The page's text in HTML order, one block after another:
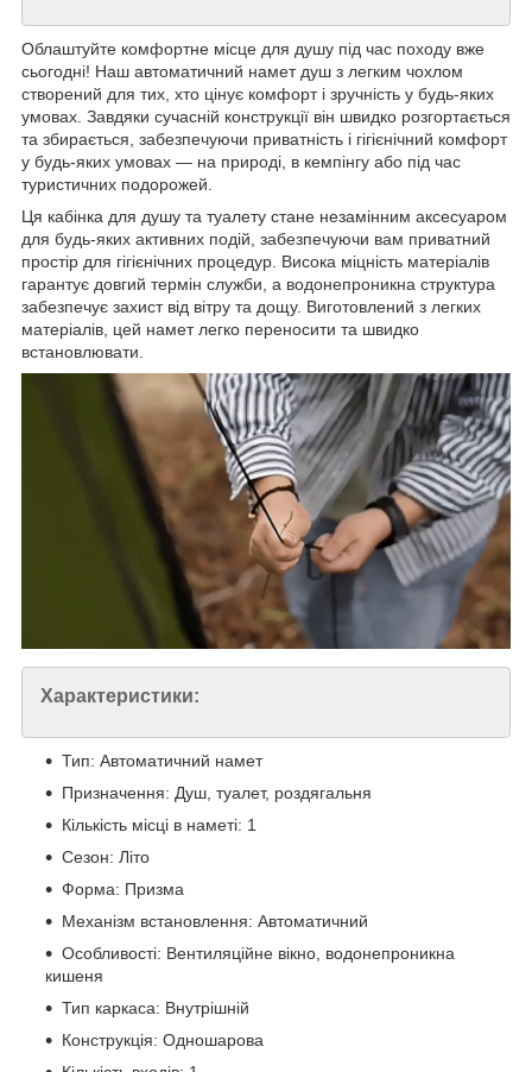
Облаштуйте комфортне місце для душу під час походу вже
сьогодні! Наш автоматичний намет душ з легким чохлом
створений для тих, хто цінує комфорт і зручність у будь-яких
умовах. Завдяки сучасній конструкції він швидко розгортається
та збирається, забезпечуючи приватність і гігієнічний комфорт
у будь-яких умовах — на природі, в кемпінгу або під час
туристичних подорожей.
Ця кабінка для душу та туалету стане незамінним аксесуаром
для будь-яких активних подій, забезпечуючи вам приватний
простір для гігієнічних процедур. Висока міцність матеріалів
гарантує довгий термін служби, а водонепроникна структура
забезпечує захист від вітру та дощу. Виготовлений з легких
матеріалів, цей намет легко переносити та швидко
встановлювати.
Характеристики:
Тип: Автоматичний намет
Призначення: Душ, туалет, роздягальня
Кількість місці в наметі: 1
Сезон: Літо
Форма: Призма
Механізм встановлення: Автоматичний
Особливості: Вентиляційне вікно, водонепроникна
кишеня
Тип каркаса: Внутрішній
Конструкція: Одношарова